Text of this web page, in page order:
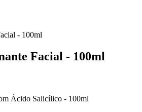
Facial - 100ml